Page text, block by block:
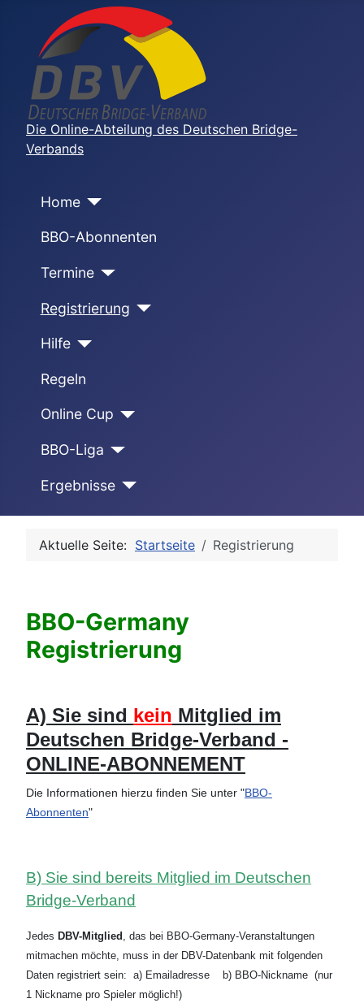
Die Online-Abteilung des Deutschen Bridge-
Verbands
Home
BBO-Abonnenten
Termine
Registrierung
Hilfe
Regeln
Online Cup
BBO-Liga
Ergebnisse
Aktuelle Seite: Startseite Registrierung
BBO-Germany
Registrierung
A) Sie sind kein Mitglied im
Deutschen Bridge-Verband -
ONLINE-ABONNEMENT
Die Informationen hierzu finden Sie unter "BBO-
Abonnenten"
B) Sie sind bereits Mitglied im Deutschen
Bridge-Verband
Jedes DBV-Mitglied , das bei BBO-Germany-Veranstaltungen
mitmachen möchte, muss in der DBV-Datenbank mit folgenden
Daten registriert sein: a) Emailadresse b) BBO-Nickname (nur
1 Nickname pro Spieler möglich!)